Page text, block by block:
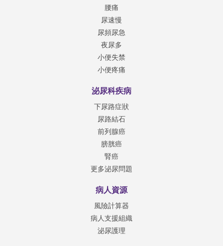
腰痛
尿速慢
尿頻尿急
夜尿多
小便失禁
小便疼痛
泌尿科疾病
下尿路症狀
尿路結石
前列腺癌
膀胱癌
腎癌
更多泌尿問題
病人資源
風險計算器
病人支援組織
泌尿護理